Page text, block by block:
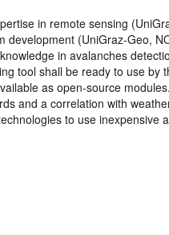
in remote sensing
development (UniGraz-Geo,
in avalanches
tool shall be ready to use by
as open-source
and a correlation with
to use inexpensive